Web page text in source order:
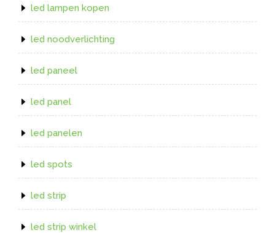
led lampen kopen
led noodverlichting
led paneel
led panel
led panelen
led spots
led strip
led strip winkel